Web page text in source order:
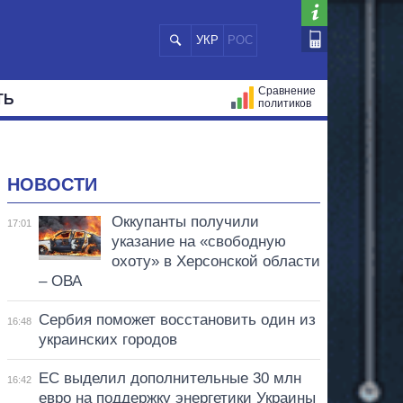
УКР РОС
Сравнение
политиков
НОВОСТИ
17:01
Оккупанты получили
указание на «свободную
охоту» в Херсонской области
– ОВА
16:48
Сербия поможет восстановить один из
украинских городов
16:42
ЕС выделил дополнительные 30 млн
евро на поддержку энергетики Украины